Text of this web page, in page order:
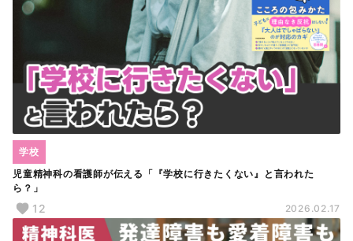
児童精神科の看護師が伝える「『学校に行きたくない』と言われた
ら？」
学校
12 2026.02.17